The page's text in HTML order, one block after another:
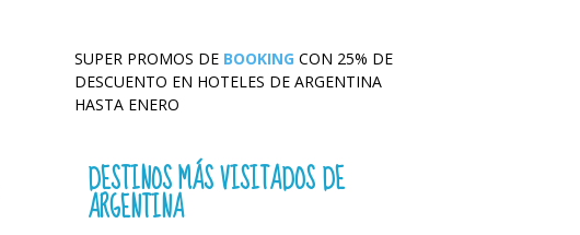
SUPER PROMOS DE BOOKING CON 25% DE
DESCUENTO EN HOTELES DE ARGENTINA
HASTA ENERO
DESTINOS MÁS VISITADOS DE
ARGENTINA